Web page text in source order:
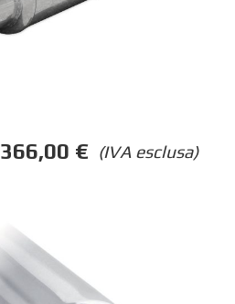
(IVA esclusa)
366,00 €